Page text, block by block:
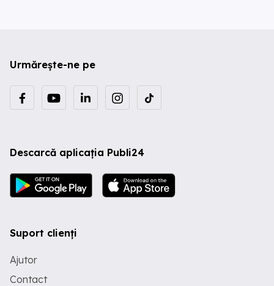
Urmărește-ne pe
Descarcă aplicația Publi24
Suport clienți
Ajutor
Contact